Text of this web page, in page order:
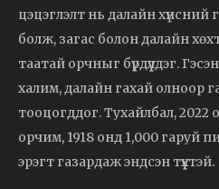
цэцэглэлт нь далайн
болж, загас болон далайн
таатай орчныг бүрдүүлдэг.
халим, далайн гахай олноор
тооцогддог. Тухайлбал, 2022
орчим, 1918 онд 1,000 гаруй
эрэгт газардаж эндсэн түүхтэй.